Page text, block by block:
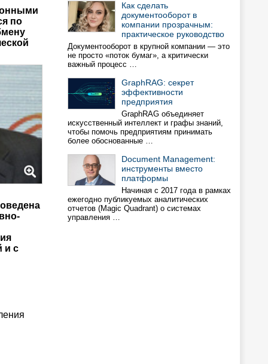
по
и с
Как сделать
документооборот в
компании прозрачным:
практическое руководство
Документооборот в крупной компании — это
не просто «поток бумаг», а критически
важный процесс …
GraphRAG: cекрет
эффективности
предприятия
GraphRAG объединяет
искусственный интеллект и графы знаний,
чтобы помочь предприятиям принимать
более обоснованные …
Document Management:
инструменты вместо
платформы
Начиная с 2017 года в рамках
ежегодно публикуемых аналитических
отчетов (Magic Quadrant) о системах
управления …